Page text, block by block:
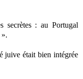
secrètes : au Portugal
juive était bien intégrée